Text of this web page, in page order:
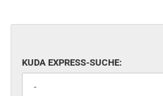
KUDA EXPRESS-SUCHE: